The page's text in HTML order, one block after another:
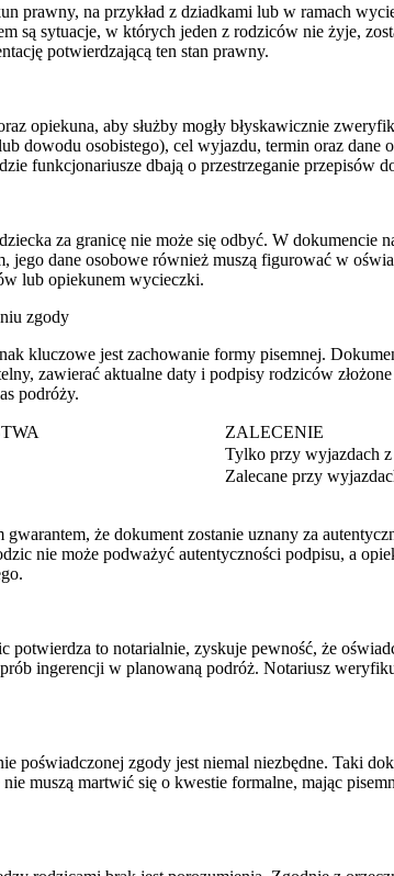
prawny, na przykład z dziadkami lub w ramach
sytuacje, w których jeden z rodziców nie żyje,
potwierdzającą ten stan prawny.
opiekuna, aby służby mogły błyskawicznie
dowodu osobistego), cel wyjazdu, termin oraz dane
funkcjonariusze dbają o przestrzeganie przepisów
za granicę nie może się odbyć. W dokumencie
dane osobowe również muszą figurować w
lub opiekunem wycieczki.
zgody
kluczowe jest zachowanie formy pisemnej.
zawierać aktualne daty i podpisy rodziców
podróży.
ZALECENIE
Tylko przy wyjazdach
Zalecane przy
że dokument zostanie uznany za
nie może podważyć autentyczności podpisu, a
to notarialnie, zyskuje pewność, że
ingerencji w planowaną podróż. Notariusz
zgody jest niemal niezbędne. Taki
muszą martwić się o kwestie formalne, mając